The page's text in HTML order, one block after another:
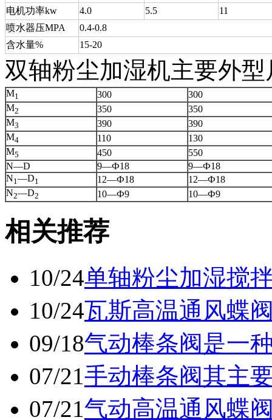
电机功率kw
4.0 5.5
11
喷水器压MPA
0.4-0.8
含水量%
15-20
双轴粉尘加湿机主要外型
M1 300
300
M2 350
350
M3 390
390
M4 110
130
M5 450
550
N—D
9—Ф18
9—Ф18
N1—D1 12—Ф18
12—Ф18
N2—D2 10—Ф9 10—Ф9
相关推荐
10/24单轴粉尘加湿搅
10/24瓦斯高温通风蝶
09/18气动棒条阀是一
07/21手动棒条阀其主
07/21气动高温通风蝶